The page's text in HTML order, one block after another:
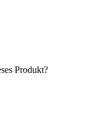
Produkt?